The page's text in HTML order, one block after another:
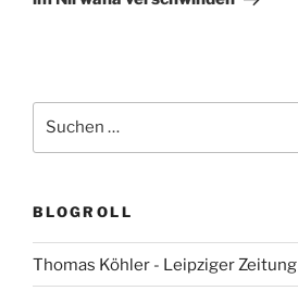
nach:
BLOGROLL
Thomas Köhler - Leipziger Zeitung